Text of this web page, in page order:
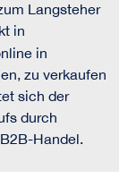
Langsteher
in
in
zu verkaufen
sich der
durch
Handel.